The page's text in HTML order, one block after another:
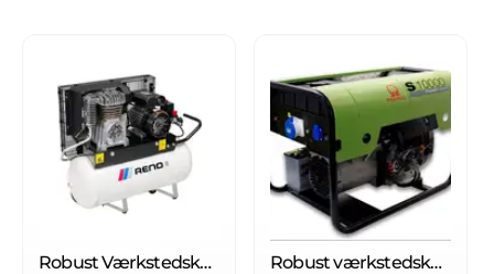
Robust Værkstedskompressor REK-OL90/3
Robust værkstedskompressor REK-OL90/3